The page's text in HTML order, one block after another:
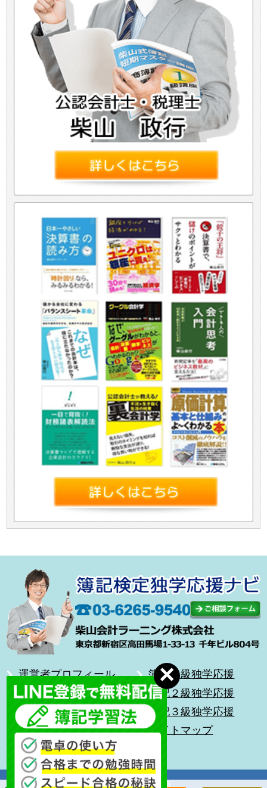
運営者プロフィール
合格体験記
無料メール講座
前を向いて歩こう
キッズ簿記
簿記１級独学応援
簿記２級独学応援
簿記３級独学応援
サイトマップ
Copyright (C) 2026